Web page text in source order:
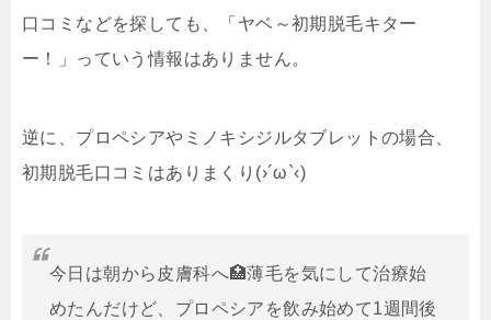
口コミなどを探しても、「ヤベ～初期脱毛キター
ー！」っていう情報はありません。
逆に、プロペシアやミノキシジルタブレットの場合、
初期脱毛口コミはありまくり(›´ω`‹)
今日は朝から皮膚科へ🏥薄毛を気にして治療始
めたんだけど、プロペシアを飲み始めて1週間後